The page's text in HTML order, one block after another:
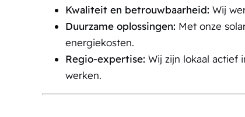
Kwaliteit en betrouwbaarheid: Wij
Duurzame oplossingen: Met onze
energiekosten.
Regio-expertise: Wij zijn lokaal actief
werken.